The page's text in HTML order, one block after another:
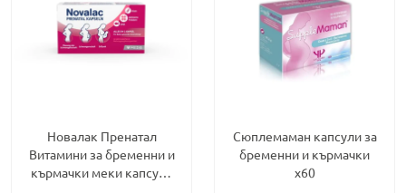
Новалак Пренатал
Витамини за бременни и
кърмачки меки капсули
Сюплемаман капсули за
бременни и кърмачки
х60